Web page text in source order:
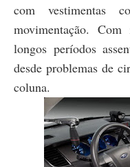
com vestimentas
movimentação.
longos períodos
desde problemas de
coluna.